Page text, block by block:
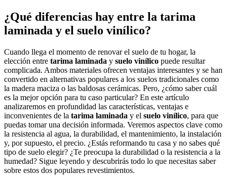
¿Qué diferencias hay entre la tarima
laminada y el suelo vinílico?
Cuando llega el momento de renovar el suelo de tu hogar, la
elección entre tarima laminada y suelo vinílico puede resultar
complicada. Ambos materiales ofrecen ventajas interesantes y se han
convertido en alternativas populares a los suelos tradicionales como
la madera maciza o las baldosas cerámicas. Pero, ¿cómo saber cuál
es la mejor opción para tu caso particular? En este artículo
analizaremos en profundidad las características, ventajas e
inconvenientes de la tarima laminada y el suelo vinílico, para que
puedas tomar una decisión informada. Veremos aspectos clave como
la resistencia al agua, la durabilidad, el mantenimiento, la instalación
y, por supuesto, el precio. ¿Estás reformando tu casa y no sabes qué
tipo de suelo elegir? ¿Te preocupa la durabilidad o la resistencia a la
humedad? Sigue leyendo y descubrirás todo lo que necesitas saber
sobre estos dos populares revestimientos.